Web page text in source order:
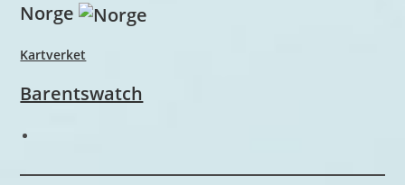
Norge
Kartverket
Barentswatch